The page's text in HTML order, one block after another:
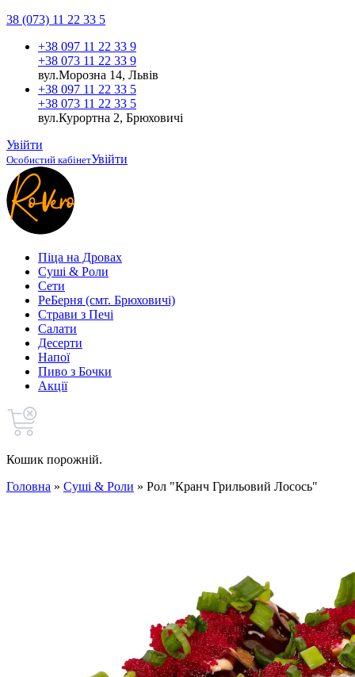
38 (073) 11 22 33 5
+38 097 11 22 33 9
+38 073 11 22 33 9
вул.Морозна 14, Львів
+38 097 11 22 33 5
+38 073 11 22 33 5
вул.Курортна 2, Брюховичі
Увійти
Особистий кабінетУвійти
Піца на Дровах
Cуші & Роли
Сети
РеБерня (смт. Брюховичі)
Страви з Печі
Салати
Десерти
Напої
Пиво з Бочки
Акції
Кошик порожній.
Головна » Cуші & Роли » Рол "Кранч Грильовий Лосось"